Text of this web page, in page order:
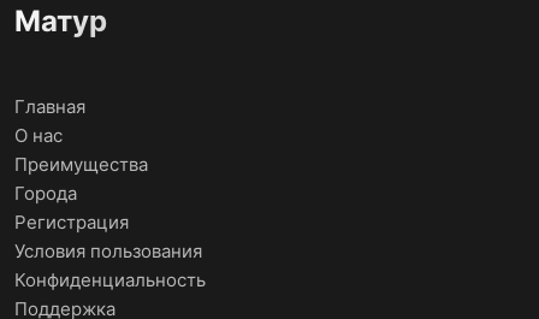
Матур
Главная
О нас
Преимущества
Города
Регистрация
Условия пользования
Конфиденциальность
Поддержка